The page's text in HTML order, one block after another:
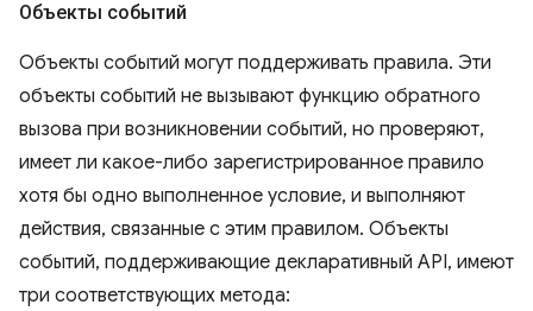
Объекты событий
Объекты событий могут поддерживать правила. Эти
объекты событий не вызывают функцию обратного
вызова при возникновении событий, но проверяют,
имеет ли какое-либо зарегистрированное правило
хотя бы одно выполненное условие, и выполняют
действия, связанные с этим правилом. Объекты
событий, поддерживающие декларативный API, имеют
три соответствующих метода: